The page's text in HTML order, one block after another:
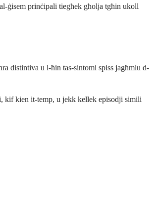
ġisem prinċipali tiegħek għolja tgħin ukoll
distintiva u l-ħin tas-sintomi spiss jagħmlu d-
kif kien it-temp, u jekk kellek episodji simili